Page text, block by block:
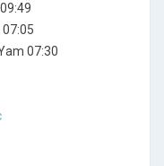
07:30